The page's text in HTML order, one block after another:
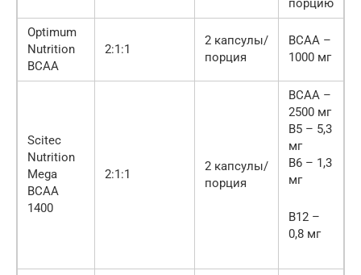
порцию
Optimum
Nutrition
BCAA
2:1:1
2 капсулы/
порция
BCAA –
1000 мг
Scitec
Nutrition
Mega
BCAA
1400
2:1:1
2 капсулы/
порция
BCAA –
2500 мг
B5 – 5,3
мг
B6 – 1,3
мг
B12 –
0,8 мг